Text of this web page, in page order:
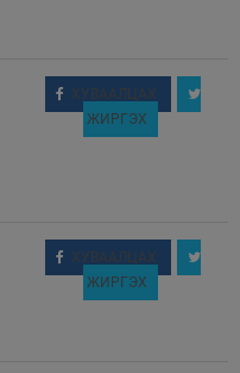
ХУВААЛЦАХ
ЖИРГЭХ
ХУВААЛЦАХ
ЖИРГЭХ